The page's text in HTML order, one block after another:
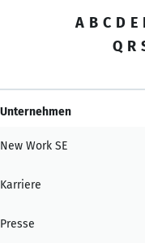
A B C D E
Q R
Unternehmen
New Work SE
Karriere
Presse